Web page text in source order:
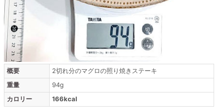
概要
2切れ分のマグロの照り焼きステーキ
重量
94g
カロリー
166kcal